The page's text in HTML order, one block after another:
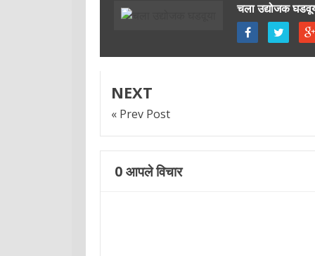
चला उद्योजक
NEXT
« Prev Post
0आपले विचार